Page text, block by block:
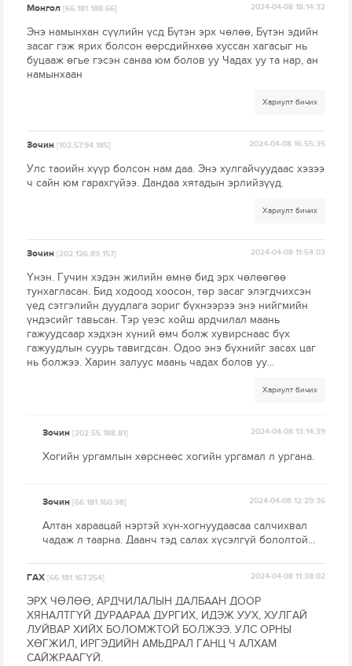
Монгол[66.181.188.66] 2024-04-08 18:14:32
Энэ намынхан сүүлийн үсд Бүтэн эрх чөлөө, Бүтэн эдийн
засаг гэж ярих болсон өөрсдийнхөө хуссан хагасыг нь
буцааж өгье гэсэн санаа юм болов уу Чадах уу та нар, ан
намынхаан
Хариулт бичих
Зочин[103.57.94.185] 2024-04-08 16:55:35
Улс таоийн хүүр болсон нам даа. Энэ хулгайчуудаас хэзээ
ч сайн юм гарахгүйээ. Дандаа хятадын эрлийзүүд.
Хариулт бичих
Зочин[202.126.89.157] 2024-04-08 11:54:03
Үнэн. Гучин хэдэн жилийн өмнө бид эрх чөлөөгөө
тунхагласан. Бид ходоод хоосон, төр засаг элэгдчихсэн
үед сэтгэлийн дуудлага зориг бүхнээрээ энэ нийгмийн
үндэсийг тавьсан. Тэр үеэс хойш ардчилал маань
гажуудсаар хэдхэн хүний өмч болж хувирснаас бүх
гажуудлын суурь тавигдсан. Одоо энэ бүхнийг засах цаг
нь болжээ. Харин залуус маань чадах болов уу...
Хариулт бичих
Зочин[202.55.188.81] 2024-04-08 13:14:39
Хогийн ургамлын хөрснөөс хогийн ургамал л ургана.
Зочин[66.181.160.98] 2024-04-08 12:29:36
Алтан хараацай нэртэй хүн-хогнуудаасаа салчихвал
чадаж л таарна. Даанч тэд салах хүсэлгүй бололтой...
ГАХ[66.181.167.254] 2024-04-08 11:38:02
ЭРХ ЧӨЛӨӨ, АРДЧИЛАЛЫН ДАЛБААН ДООР
ХЯНАЛТГҮЙ ДУРААРАА ДУРГИХ, ИДЭЖ УУХ, ХУЛГАЙ
ЛУЙВАР ХИЙХ БОЛОМЖТОЙ БОЛЖЭЭ. УЛС ОРНЫ
ХӨГЖИЛ, ИРГЭДИЙН АМЬДРАЛ ГАНЦ Ч АЛХАМ
САЙЖРААГҮЙ.